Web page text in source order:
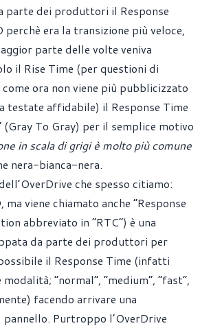
parte dei produttori il Response
era la transizione più veloce,
parte delle volte veniva
il Rise Time (per questioni di
ora non viene più pubblicizzato
testate affidabile) il Response Time
(Gray To Gray) per il semplice motivo
in scala di grigi è molto più comune
nera-bianca-nera.
che spesso citiamo:
ma viene chiamato anche “Response
abbreviato in “RTC”) è una
da parte dei produttori per
il Response Time (infatti
“normal”, “medium”, “fast”,
facendo arrivare una
pannello. Purtroppo l’OverDrive